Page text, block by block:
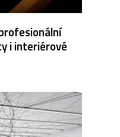
i interiérové